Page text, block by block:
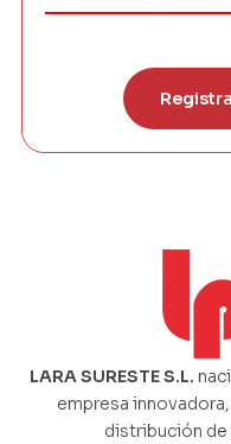
LARA SURESTE S.L.
empresa
distribución de